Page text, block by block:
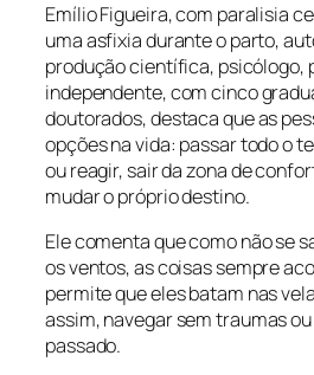
Emílio Figueira, com paralisia
uma asfixia durante o parto,
produção científica, psicólogo,
independente, com cinco
doutorados, destaca que as
opções na vida: passar todo o
ou reagir, sair da zona de
mudar o próprio destino.
Ele comenta que como não se
os ventos, as coisas sempre
permite que eles batam nas
assim, navegar sem traumas
passado.